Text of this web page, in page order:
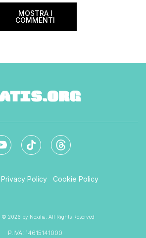
MOSTRA I
COMMENTI
Privacy Policy
Cookie Policy
© 2026 by Nexilia. All Rights Reserved
P.IVA: 14615141000